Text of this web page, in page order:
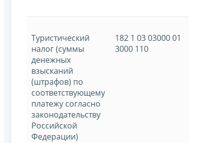
Туристический
налог (суммы
денежных
взысканий
(штрафов) по
соответствующему
платежу согласно
законодательству
Российской
Федерации)
182 1 03 03000 01
3000 110